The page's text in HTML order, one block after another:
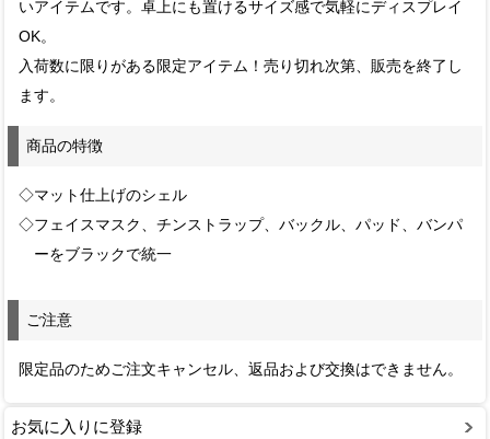
いアイテムです。卓上にも置けるサイズ感で気軽にディスプレイ
OK。
入荷数に限りがある限定アイテム！売り切れ次第、販売を終了し
ます。
商品の特徴
◇マット仕上げのシェル
◇フェイスマスク、チンストラップ、バックル、パッド、バンパ
ーをブラックで統一
ご注意
限定品のためご注文キャンセル、返品および交換はできません。
お気に入りに登録